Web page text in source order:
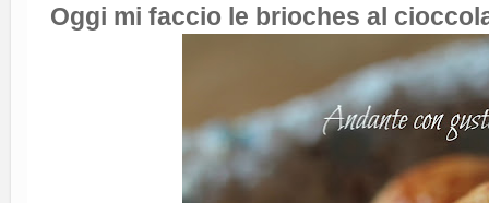
Oggi mi faccio le brioches al